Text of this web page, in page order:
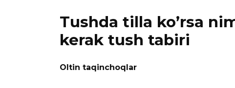
Tushda tilla ko’rsa
kerak tush tabiri
Oltin taqinchoqlar